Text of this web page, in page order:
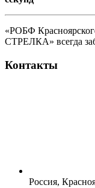
«РОБФ
СТРЕЛКА» всегда
Контакты
Россия,